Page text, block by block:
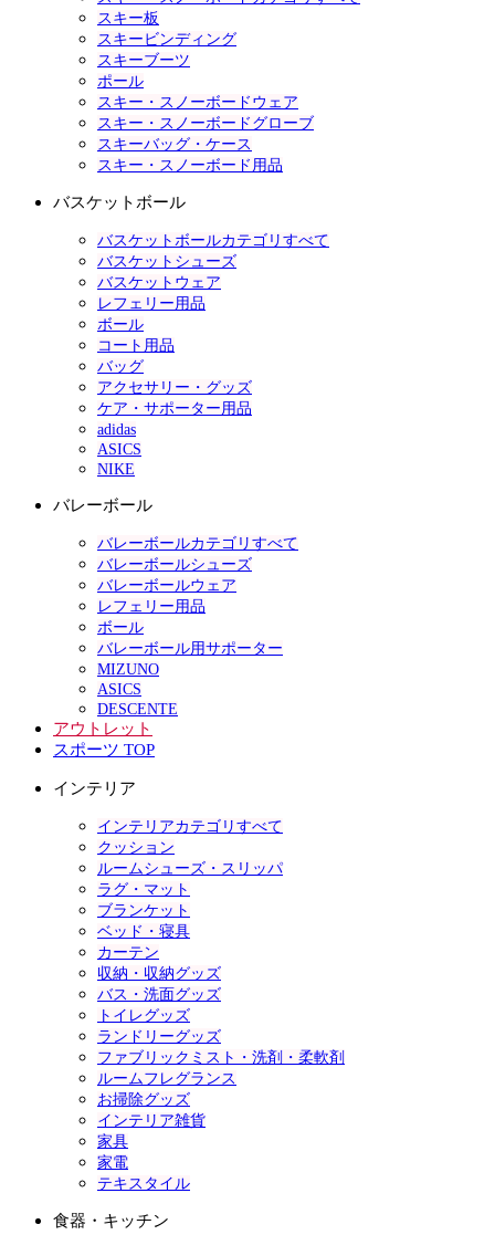
スキー板
スキービンディング
スキーブーツ
ポール
スキー・スノーボードウェア
スキー・スノーボードグローブ
スキーバッグ・ケース
スキー・スノーボード用品
バスケットボール
バスケットボールカテゴリすべて
バスケットシューズ
バスケットウェア
レフェリー用品
ボール
コート用品
バッグ
アクセサリー・グッズ
ケア・サポーター用品
adidas
ASICS
NIKE
バレーボール
バレーボールカテゴリすべて
バレーボールシューズ
バレーボールウェア
レフェリー用品
ボール
バレーボール用サポーター
MIZUNO
ASICS
DESCENTE
アウトレット
スポーツ TOP
インテリア
インテリアカテゴリすべて
クッション
ルームシューズ・スリッパ
ラグ・マット
ブランケット
ベッド・寝具
カーテン
収納・収納グッズ
バス・洗面グッズ
トイレグッズ
ランドリーグッズ
ファブリックミスト・洗剤・柔軟剤
ルームフレグランス
お掃除グッズ
インテリア雑貨
家具
家電
テキスタイル
食器・キッチン